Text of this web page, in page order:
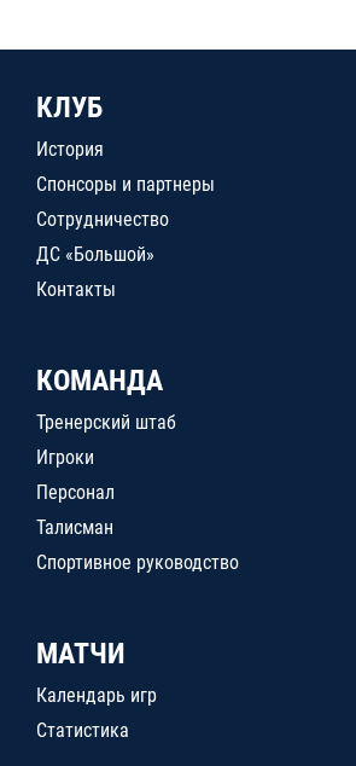
КЛУБ
История
Спонсоры и партнеры
Сотрудничество
ДС «Большой»
Контакты
КОМАНДА
Тренерский штаб
Игроки
Персонал
Талисман
Спортивное руководство
МАТЧИ
Календарь игр
Статистика